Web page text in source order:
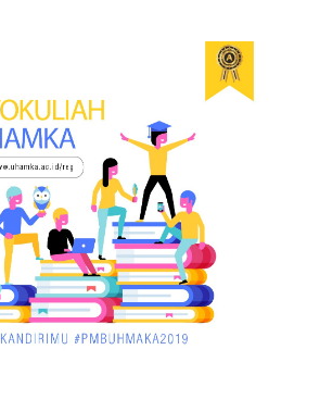
Dibekuk Sat Narkoba Polres
Siak
December 02, 2017
UNCATEGORIZED
5 Tahun Tenggelam di Hadapan
Ibunya
December 02, 2017
UNCATEGORIZED
Emiten Catatkan Obligasi Rp1, 45
Triliun